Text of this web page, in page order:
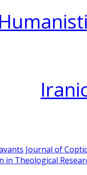
Journal of
in Theological